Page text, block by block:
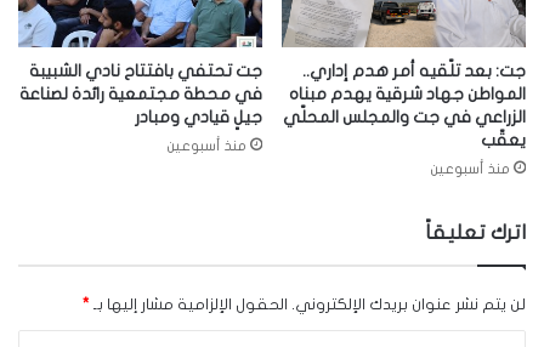
جت: بعد تلّقيه أمر هدم إداري..
المواطن جهاد شرقية يهدم مبناه
الزراعي في جت والمجلس المحلّي
يعقّب
منذ أسبوعين
جت تحتفي بافتتاح نادي الشبيبة
في محطة مجتمعية رائدة لصناعة
جيلٍ قيادي ومبادر
منذ أسبوعين
اترك تعليقاً
لن يتم نشر عنوان بريدك الإلكتروني. الحقول الإلزامية مشار إليها بـ *